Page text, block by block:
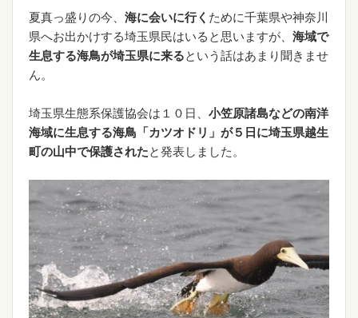
夏真っ盛りの今、 海に会いに行く ために千葉県や神奈川
県へお出かけする埼玉県民はいると思いますが、 海域で
生息する海鳥が埼玉県に来るという話はあまり聞きませ
ん。
埼玉県生態系保護協会は１０日、 小笠原諸島などの南洋
海域に生息する海鳥「カツオドリ」が５日に埼玉県越生
町の山中で保護されたと発表しました。